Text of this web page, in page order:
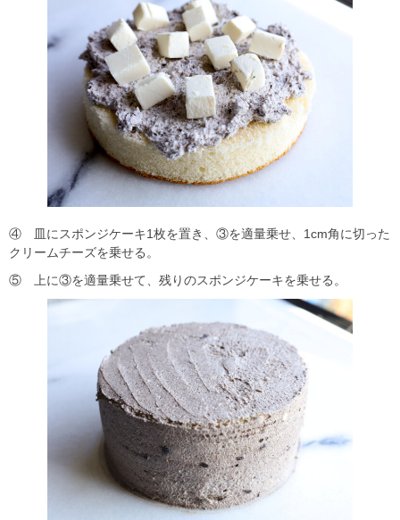
④ 皿にスポンジケーキ1枚を置き、③を適量乗せ、1cm角に切った
クリームチーズを乗せる。
⑤ 上に③を適量乗せて、残りのスポンジケーキを乗せる。